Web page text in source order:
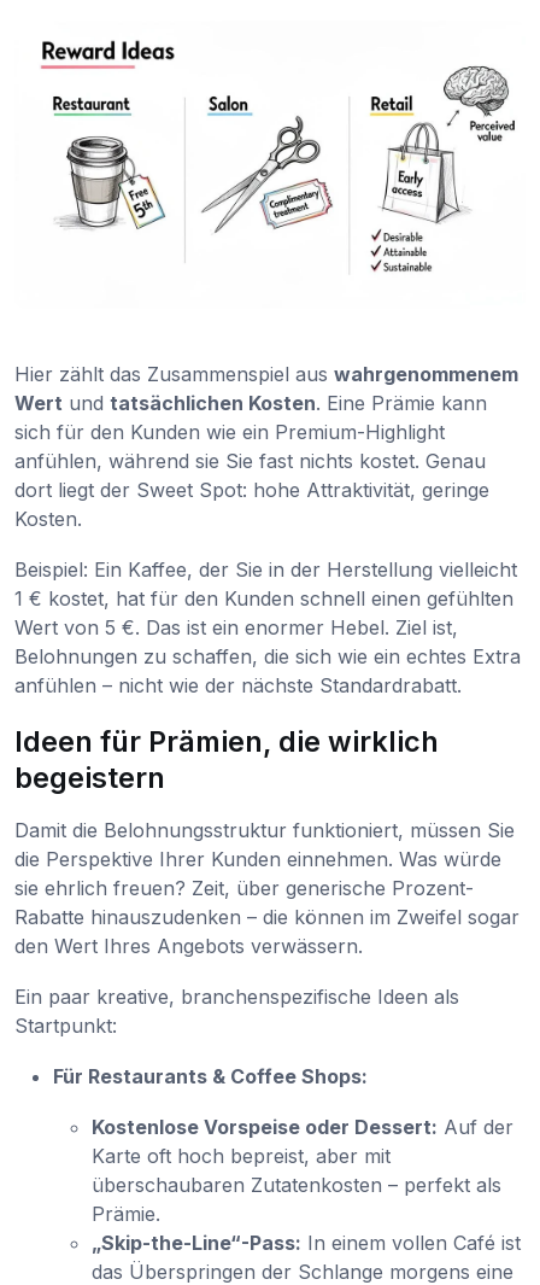
Hier zählt das Zusammenspiel aus wahrgenommenem
Wert und tatsächlichen Kosten. Eine Prämie kann
sich für den Kunden wie ein Premium-Highlight
anfühlen, während sie Sie fast nichts kostet. Genau
dort liegt der Sweet Spot: hohe Attraktivität, geringe
Kosten.
Beispiel: Ein Kaffee, der Sie in der Herstellung vielleicht
1 € kostet, hat für den Kunden schnell einen gefühlten
Wert von 5 €. Das ist ein enormer Hebel. Ziel ist,
Belohnungen zu schaffen, die sich wie ein echtes Extra
anfühlen – nicht wie der nächste Standardrabatt.
Ideen für Prämien, die wirklich
begeistern
Damit die Belohnungsstruktur funktioniert, müssen Sie
die Perspektive Ihrer Kunden einnehmen. Was würde
sie ehrlich freuen? Zeit, über generische Prozent-
Rabatte hinauszudenken – die können im Zweifel sogar
den Wert Ihres Angebots verwässern.
Ein paar kreative, branchenspezifische Ideen als
Startpunkt:
Für Restaurants & Coffee Shops:
Kostenlose Vorspeise oder Dessert: Auf der
Karte oft hoch bepreist, aber mit
überschaubaren Zutatenkosten – perfekt als
Prämie.
„Skip-the-Line“-Pass: In einem vollen Café ist
das Überspringen der Schlange morgens eine